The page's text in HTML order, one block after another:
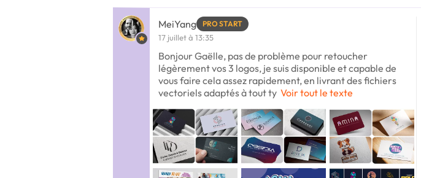
MeiYang PRO START
17 juillet à 13:35
Bonjour Gaëlle, pas de problème pour retoucher
légèrement vos 3 logos, je suis disponible et capable de
vous faire cela assez rapidement, en livrant des fichiers
vectoriels adaptés à tout ty Voir tout le texte